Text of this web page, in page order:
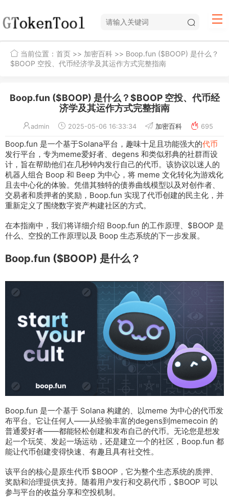
当前位置： 首页 >> 加密百科 >> Boop.fun ($BOOP) 是什么？
$BOOP 空投、代币经济学及其运作方式完整指南
Boop.fun ($BOOP) 是什么？$BOOP 空投、代币经
济学及其运作方式完整指南
admin 2025-05-06 16:33:34 加密百科 695
Boop.fun 是一个基于Solana平台，趣味十足且功能强大的代币
发行平台，专为meme爱好者、degens 和类似邪典的社群而设
计，旨在帮助他们在几秒钟内发行自己的代币。该协议以迷人的
机器人组合 Boop 和 Beep 为中心，将 meme 文化转化为游戏化
且去中心化的体验。凭借其独特的债券曲线模型以及对创作者、
交易者和质押者的奖励，Boop.fun 实现了代币创建的民主化，并
重新定义了围绕数字资产构建社区的方式。
在本指南中，我们将详细介绍 Boop.fun 的工作原理、$BOOP 是
什么、空投的工作原理以及 Boop 生态系统的下一步发展。
Boop.fun ($BOOP) 是什么？
Boop.fun 是一个基于 Solana 构建的、以meme 为中心的代币发
布平台。它让任何人——从经验丰富的degens到memecoin 的
普通爱好者——都能轻松创建和发布自己的代币。无论您是想发
起一个玩笑、发起一场运动，还是建立一个的社区，Boop.fun 都
能让代币创建变得快速、有趣且具有社交性。
该平台的核心是原生代币 $BOOP，它为整个生态系统的质押、
奖励和治理提供支持。随着用户发行和交易代币，$BOOP 可以
参与平台的收益分享和空投机制。